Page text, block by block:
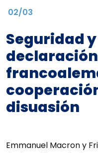
02/03
Seguridad
declaración
disuasión
Emmanuel Macron y